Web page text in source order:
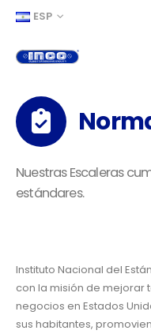
ESP
Nuestras Escaleras
estándares.
Instituto Nacional del
con la misión de mejorar
negocios en Estados
sus habitantes,